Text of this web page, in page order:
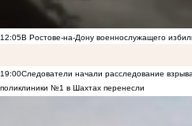
12:05В Ростове-на-Дону военнослужащего
19:00Следователи начали расследование
поликлиники №1 в Шахтах перенесли